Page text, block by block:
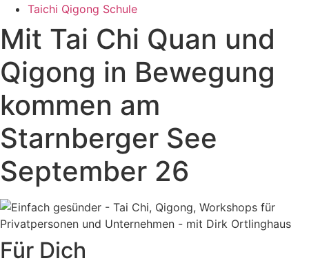
Taichi Qigong Schule
Mit Tai Chi Quan und
Qigong in Bewegung
kommen am
Starnberger See
September 26
Für Dich